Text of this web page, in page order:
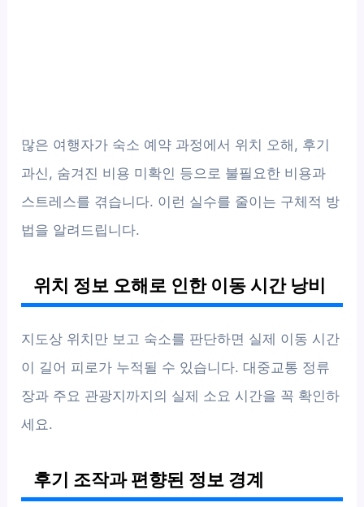
많은 여행자가 숙소 예약 과정에서 위치 오해, 후기
과신, 숨겨진 비용 미확인 등으로 불필요한 비용과
스트레스를 겪습니다. 이런 실수를 줄이는 구체적 방
법을 알려드립니다.
위치 정보 오해로 인한 이동 시간 낭비
지도상 위치만 보고 숙소를 판단하면 실제 이동 시간
이 길어 피로가 누적될 수 있습니다. 대중교통 정류
장과 주요 관광지까지의 실제 소요 시간을 꼭 확인하
세요.
후기 조작과 편향된 정보 경계